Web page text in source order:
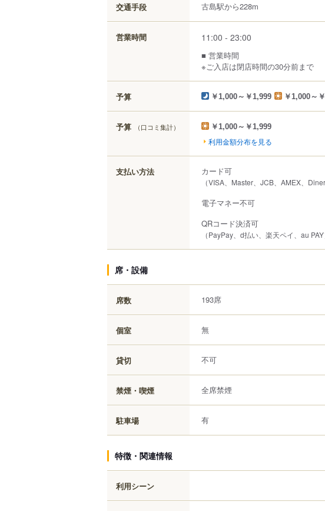
交通手段 古島駅から228m
営業時間 11:00 - 23:00
■ 営業時間
※ご入店は閉店時間の30分前まで
予算 ￥1,000～￥1,999 ￥1,000～
予算 （口コミ集計） ￥1,000～￥1,999
利用金額分布を見る
支払い方法 カード可
（VISA、Master、JCB、AMEX、
電子マネー不可
QRコード決済可
（PayPay、d払い、楽天ペイ、au PAY
席・設備
席数 193席
個室 無
貸切 不可
禁煙・喫煙 全席禁煙
駐車場 有
特徴・関連情報
利用シーン